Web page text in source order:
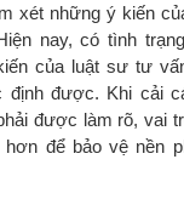
xét những ý kiến
nay, có tình
của luật sư tư
định được. Khi cải
được làm rõ, vai
hơn để bảo vệ nền